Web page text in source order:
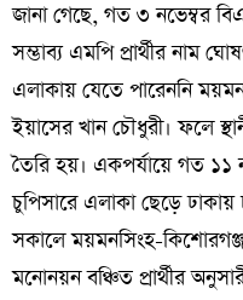
জানা গেছে, গত ৩ নভেম্বর
সম্ভাব্য এমপি প্রার্থীর নাম
এলাকায় যেতে পারেননি
ইয়াসের খান চৌধুরী। ফলে
তৈরি হয়। একপর্যায়ে গত ১১
চুপিসারে এলাকা ছেড়ে
সকালে ময়মনসিংহ-
মনোনয়ন বঞ্চিত প্রার্থীর